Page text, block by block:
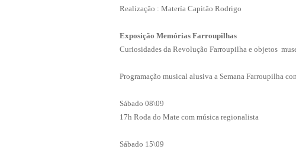
Realização : Matería Capitão Rodrigo
Exposição Memórias Farroupilhas
Curiosidades da Revolução Farroupilha e objetos
Programação musical alusiva a Semana Farroupilha
Sábado 08\09
17h Roda do Mate com música regionalista
Sábado 15\09